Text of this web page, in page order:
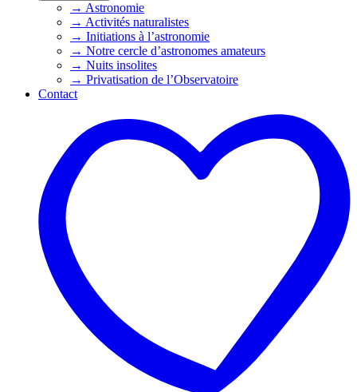
→ Astronomie
→ Activités naturalistes
→ Initiations à l’astronomie
→ Notre cercle d’astronomes amateurs
→ Nuits insolites
→ Privatisation de l’Observatoire
Contact